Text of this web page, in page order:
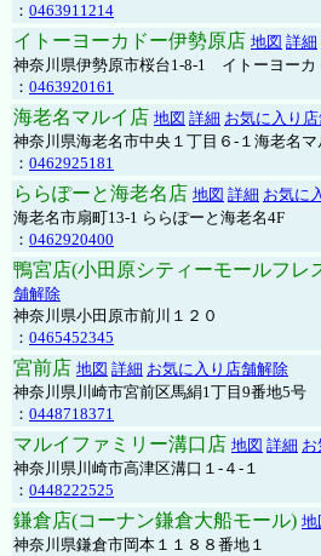
： 0463911214
イトーヨーカドー伊勢原店 地図 詳細
神奈川県伊勢原市桜台1-8-1 イトーヨーカ
： 0463920161
海老名マルイ店 地図 詳細 お気に入り
神奈川県海老名市中央１丁目６-１海老名
： 0462925181
ららぽーと海老名店 地図 詳細 お気に
海老名市扇町13-1 ららぽーと海老名4F
： 0462920400
鴨宮店(小田原シティーモールフレ
舗解除
神奈川県小田原市前川１２０
： 0465452345
宮前店 地図 詳細 お気に入り店舗解除
神奈川県川崎市宮前区馬絹1丁目9番地5号
： 0448718371
マルイファミリー溝口店 地図 詳細
神奈川県川崎市高津区溝口１-４-１
： 0448222525
鎌倉店(コーナン鎌倉大船モール) 地
神奈川県鎌倉市岡本１１８８番地１